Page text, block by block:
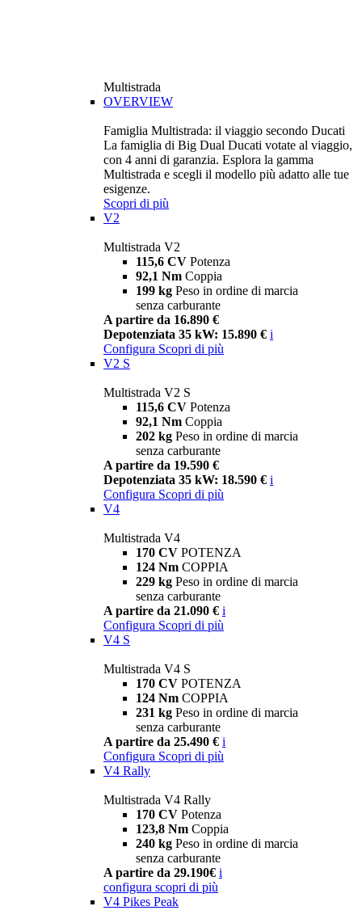
Multistrada
OVERVIEW
Famiglia Multistrada: il viaggio secondo Ducati
La famiglia di Big Dual Ducati votate al viaggio,
con 4 anni di garanzia. Esplora la gamma
Multistrada e scegli il modello più adatto alle tue
esigenze.
Scopri di più
V2
Multistrada V2
115,6 CV Potenza
92,1 Nm Coppia
199 kg Peso in ordine di marcia
senza carburante
A partire da 16.890 €
Depotenziata 35 kW: 15.890 € i
Configura Scopri di più
V2 S
Multistrada V2 S
115,6 CV Potenza
92,1 Nm Coppia
202 kg Peso in ordine di marcia
senza carburante
A partire da 19.590 €
Depotenziata 35 kW: 18.590 € i
Configura Scopri di più
V4
Multistrada V4
170 CV POTENZA
124 Nm COPPIA
229 kg Peso in ordine di marcia
senza carburante
A partire da 21.090 € i
Configura Scopri di più
V4 S
Multistrada V4 S
170 CV POTENZA
124 Nm COPPIA
231 kg Peso in ordine di marcia
senza carburante
A partire da 25.490 € i
Configura Scopri di più
V4 Rally
Multistrada V4 Rally
170 CV Potenza
123,8 Nm Coppia
240 kg Peso in ordine di marcia
senza carburante
A partire da 29.190€ i
configura scopri di più
V4 Pikes Peak